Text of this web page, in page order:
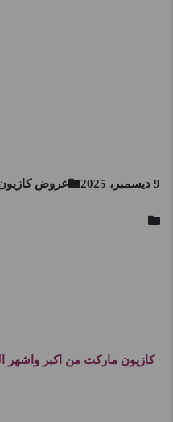
9 ديسمبر، 2025 عروض
كازيون ماركت من اكبر واشهر